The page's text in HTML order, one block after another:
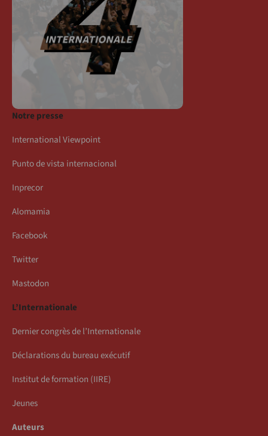
Notre presse
International Viewpoint
Punto de vista internacional
Inprecor
Alomamia
Facebook
Twitter
Mastodon
L’Internationale
Dernier congrès de l’Internationale
Déclarations du bureau exécutif
Institut de formation (IIRE)
Jeunes
Auteurs